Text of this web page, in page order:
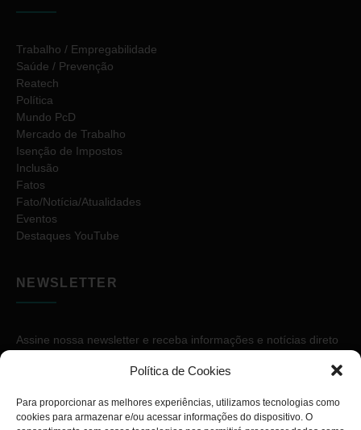
Política de Cookies
Para proporcionar as melhores experiências, utilizamos tecnologias como
cookies para armazenar e/ou acessar informações do dispositivo. O
Trabalho / Empregabilidade
Saúde / Prevenção
Reatech
Política
Mundo PcD
Mercado de Trabalho
Isenção de Impostos
Inclusão
Fatos
Fato/Notícia/Atualidades
Eventos
Destaques YouTube
NEWSLETTER
Assine nossa newsletter e receba informações e notícias direto